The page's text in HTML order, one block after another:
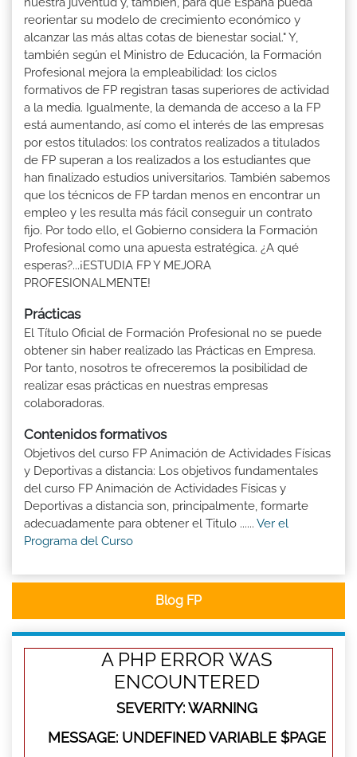
reorientar su modelo de crecimiento económico y
alcanzar las más altas cotas de bienestar social." Y,
también según el Ministro de Educación, la Formación
Profesional mejora la empleabilidad: los ciclos
formativos de FP registran tasas superiores de actividad
a la media. Igualmente, la demanda de acceso a la FP
está aumentando, así como el interés de las empresas
por estos titulados: los contratos realizados a titulados
de FP superan a los realizados a los estudiantes que
han finalizado estudios universitarios. También sabemos
que los técnicos de FP tardan menos en encontrar un
empleo y les resulta más fácil conseguir un contrato
fijo. Por todo ello, el Gobierno considera la Formación
Profesional como una apuesta estratégica. ¿A qué
esperas?...¡ESTUDIA FP Y MEJORA
PROFESIONALMENTE!
Prácticas
El Título Oficial de Formación Profesional no se puede
obtener sin haber realizado las Prácticas en Empresa.
Por tanto, nosotros te ofreceremos la posibilidad de
realizar esas prácticas en nuestras empresas
colaboradoras.
Contenidos formativos
Objetivos del curso FP Animación de Actividades Físicas
y Deportivas a distancia: Los objetivos fundamentales
del curso FP Animación de Actividades Físicas y
Deportivas a distancia son, principalmente, formarte
adecuadamente para obtener el Titulo ...... Ver el
Programa del Curso
Blog FP
A PHP ERROR WAS
ENCOUNTERED
SEVERITY: WARNING
MESSAGE: UNDEFINED VARIABLE $PAGE